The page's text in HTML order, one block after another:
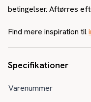
betingelser. Aftørres
Find mere inspiration til
Specifikationer
Varenummer